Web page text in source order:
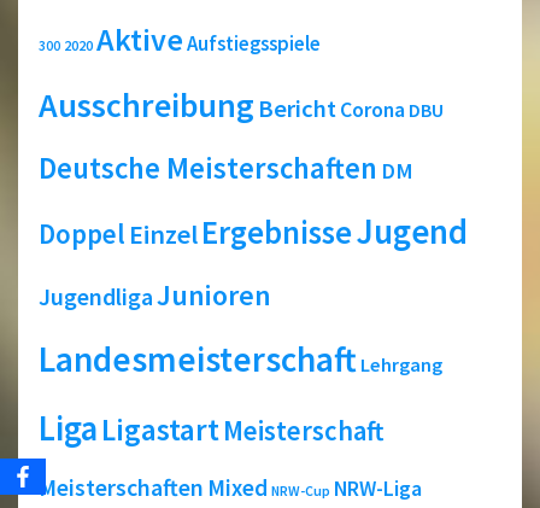
300 2020 AktiveAufstiegsspiele
Ausschreibung BerichtCorona DBU
Deutsche Meisterschaften DM
Doppel EinzelErgebnisseJugend
JugendligaJunioren
Landesmeisterschaft Lehrgang
LigaLigastartMeisterschaft
Meisterschaften Mixed NRW-Cup NRW-Liga